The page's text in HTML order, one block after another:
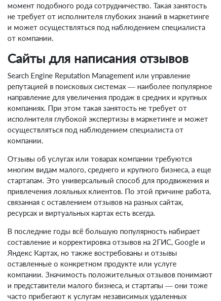
момент подобного рода сотрудничество. Такая занятость
не требует от исполнителя глубоких знаний в маркетинге
и может осуществляться под наблюдением специалиста
от компании.
Сайты для написания отзывов
Search Engine Reputation Management или управление
репутацией в поисковых системах — наиболее популярное
направление для увеличения продаж в средних и крупных
компаниях. При этом такая занятость не требует от
исполнителя глубокой экспертизы в маркетинге и может
осуществляться под наблюдением специалиста от
компании.
Отзывы об услугах или товарах компании требуются
многим видам малого, среднего и крупного бизнеса, а еще
стартапам. Это универсальный способ для продвижения и
привлечения лояльных клиентов. По этой причине работа,
связанная с оставлением отзывов на разных сайтах,
ресурсах и виртуальных картах есть всегда.
В последние годы всё большую популярность набирает
составление и корректировка отзывов на 2ГИС, Google и
Яндекс Картах, но также востребованы и отзывы
оставленные о конкретном продукте или услуге
компании. Значимость положительных отзывов понимают
и представители малого бизнеса, и стартапы — они тоже
часто прибегают к услугам независимых удаленных